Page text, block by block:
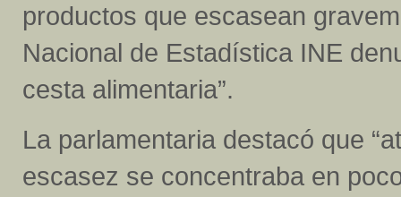
productos que escasean
Nacional de Estadística INE
cesta alimentaria”.
La parlamentaria destacó que
escasez se concentraba en